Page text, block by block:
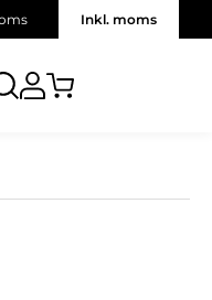
Inkl. moms